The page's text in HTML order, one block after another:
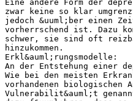
Eine andere Form der
zwar keine so klar
jedoch &uuml;ber einen
vorherrschend ist. Dazu
schwer, sie sind oft
hinzukommen.
Erkl&auml;rungsmodelle:
An der Entstehung einer
Wie bei den meisten
vorhandenen
Vulnerabilit&auml;t